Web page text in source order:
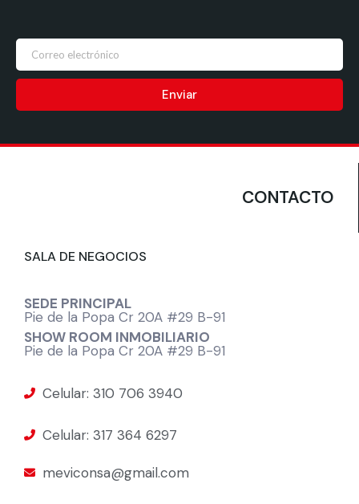
Enviar
CONTACTO
SALA DE NEGOCIOS
SEDE PRINCIPAL
Pie de la Popa Cr 20A #29 B-91
SHOW ROOM INMOBILIARIO
Pie de la Popa Cr 20A #29 B-91
Celular: 310 706 3940
Celular: 317 364 6297
meviconsa@gmail.com